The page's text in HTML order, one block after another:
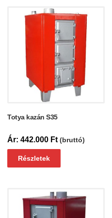
Totya kazán S35
442.000 Ft (bruttó)
Részletek